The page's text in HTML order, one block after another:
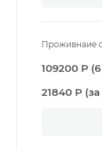
Проживнаие
109200 Р
21840 Р (за